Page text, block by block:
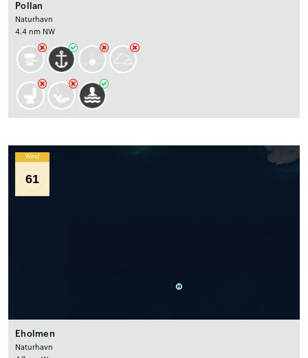
Pollan
Naturhavn
4.4 nm NW
Wind
61
Eholmen
Naturhavn